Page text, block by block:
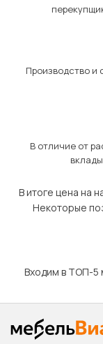
Производство и
В отличие от
В итоге цена на
Некоторые
Входим в ТОП-5